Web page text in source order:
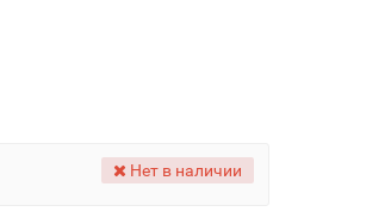
Нет в наличии